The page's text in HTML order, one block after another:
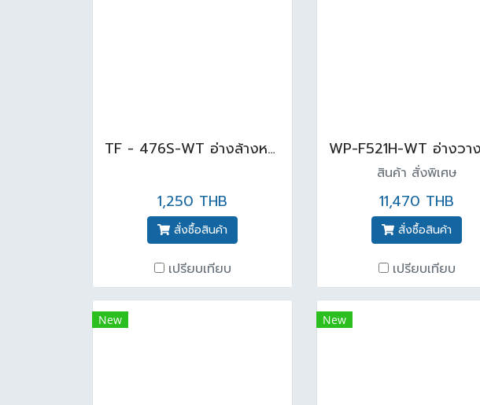
TF - 476S-WT อ่างล้างหน้าบนเคาน์เตอร์ อะควาลีน สีขาว
1,250 THB
สั่งซื้อสินค้า
เปรียบเทียบ
สินค้า สั่งพิเศษ
11,470 THB
สั่งซื้อสินค้า
เปรียบเทียบ
New New